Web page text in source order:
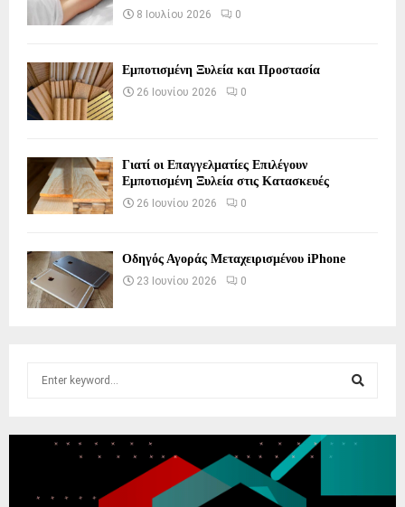
8 Ιουλίου 2026 0
Εμποτισμένη Ξυλεία και Προστασία
26 Ιουνίου 2026 0
Γιατί οι Επαγγελματίες Επιλέγουν
Εμποτισμένη Ξυλεία στις Κατασκευές
26 Ιουνίου 2026 0
Οδηγός Αγοράς Μεταχειρισμένου iPhone
23 Ιουνίου 2026 0